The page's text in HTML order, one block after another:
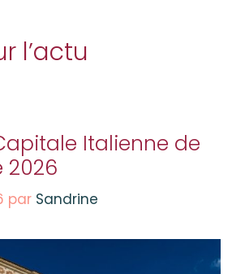
l’actu
Italienne de
2026
par Sandrine